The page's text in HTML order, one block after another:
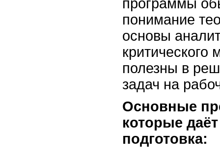
программы
понимание
основы
полезны в
задач на
Основные
которые
подготовка: